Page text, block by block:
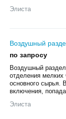
Элиста
Воздушный
по запросу
Воздушный
отделения мелких
основного сырья.
включения,
Элиста